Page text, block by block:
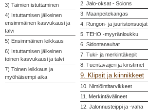
3) Taimien istuttaminen
4) Istuttamisen jälkeinen
ensimmäinen kasvukausi ja
talvi
5) Ensimmäinen leikkaus
6) Istuttamisen jälkeinen
toinen kasvukausi ja talvi
7) Toinen leikkaus ja
myöhäisempi aika
2. Jalo-oksat - Scions
3. Maanpeitekangas
4. Rungon- ja juuristonsuojat
5. TEHO -myyränloukku
6. Sidontanauhat
7. Tuki- ja merkintäkepit
8. Tuentavaijeri ja kiristimet
9. Klipsit ja kiinnikkeet
10. Nimiöintitarvikkeet
11. Merkintävälineet
12. Jalonnusteippi ja -vaha